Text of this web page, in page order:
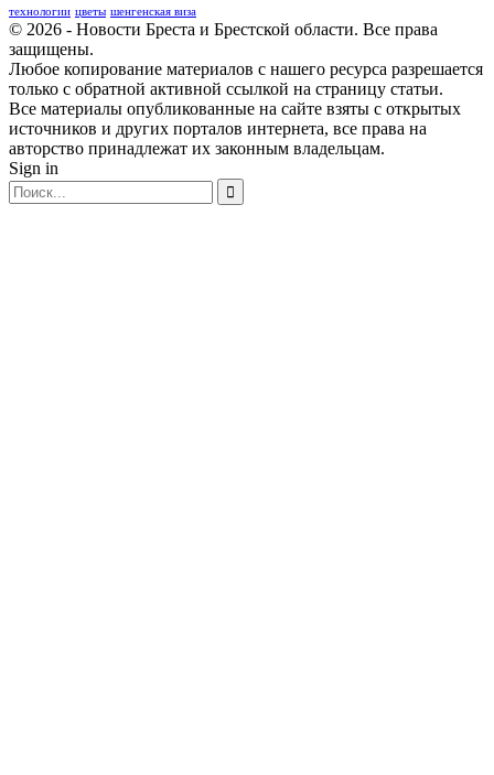
технологии цветы шенгенская виза
© 2026 - Новости Бреста и Брестской области. Все права
защищены.
Любое копирование материалов с нашего ресурса разрешается
только с обратной активной ссылкой на страницу статьи.
Все материалы опубликованные на сайте взяты с открытых
источников и других порталов интернета, все права на
авторство принадлежат их законным владельцам.
Sign in